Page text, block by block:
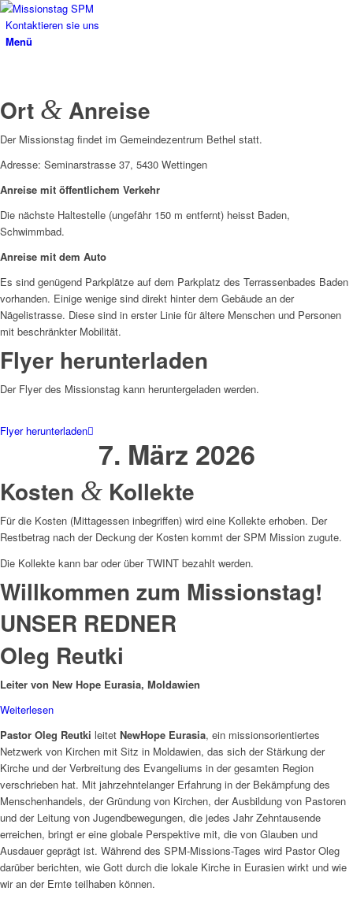
Kontaktieren sie uns
Menü
Ort & Anreise
Der Missionstag findet im Gemeindezentrum Bethel statt.
Adresse: Seminarstrasse 37, 5430 Wettingen
Anreise mit öffentlichem Verkehr
Die nächste Haltestelle (ungefähr 150 m entfernt) heisst Baden,
Schwimmbad.
Anreise mit dem Auto
Es sind genügend Parkplätze auf dem Parkplatz des Terrassenbades Baden
vorhanden. Einige wenige sind direkt hinter dem Gebäude an der
Nägelistrasse. Diese sind in erster Linie für ältere Menschen und Personen
mit beschränkter Mobilität.
Flyer herunterladen
Der Flyer des Missionstag kann heruntergeladen werden.
Flyer herunterladen
7. März 2026
Kosten & Kollekte
Für die Kosten (Mittagessen inbegriffen) wird eine Kollekte erhoben. Der
Restbetrag nach der Deckung der Kosten kommt der SPM Mission zugute.
Die Kollekte kann bar oder über TWINT bezahlt werden.
Willkommen zum Missionstag!
UNSER REDNER
Oleg Reutki
Leiter von New Hope Eurasia, Moldawien
Weiterlesen
Pastor Oleg Reutki leitet NewHope Eurasia, ein missionsorientiertes
Netzwerk von Kirchen mit Sitz in Moldawien, das sich der Stärkung der
Kirche und der Verbreitung des Evangeliums in der gesamten Region
verschrieben hat. Mit jahrzehntelanger Erfahrung in der Bekämpfung des
Menschenhandels, der Gründung von Kirchen, der Ausbildung von Pastoren
und der Leitung von Jugendbewegungen, die jedes Jahr Zehntausende
erreichen, bringt er eine globale Perspektive mit, die von Glauben und
Ausdauer geprägt ist. Während des SPM-Missions-Tages wird Pastor Oleg
darüber berichten, wie Gott durch die lokale Kirche in Eurasien wirkt und wie
wir an der Ernte teilhaben können.